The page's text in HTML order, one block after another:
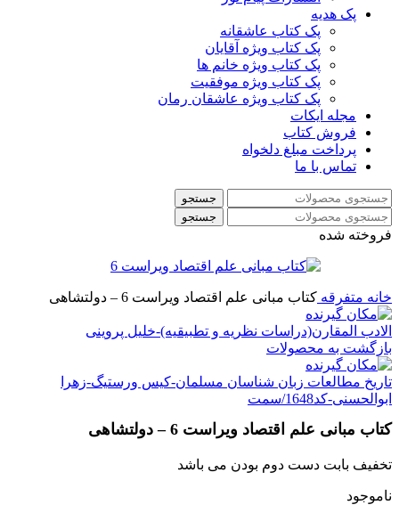
پک هدیه
پک کتاب عاشقانه
پک کتاب ویژه آقایان
پک کتاب ویژه خانم ها
پک کتاب ویژه موفقیت
پک کتاب ویژه عاشقان رمان
مجله ایکات
فروش کتاب
پرداخت مبلغ دلخواه
تماس با ما
جستجو
جستجو
فروخته شده
خانه متفرقه کتاب مبانی علم اقتصاد ویراست 6 – دولتشاهی
الادب المقارن(دراسات نظریه و تطبیقیه)-خلیل پروینی
بازگشت به محصولات
تاریخ مطالعات زبان شناسان مسلمان-کیس ورستیگ-زهرا
ابوالحسنی-کد1648/سمت
کتاب مبانی علم اقتصاد ویراست 6 – دولتشاهی
تخفیف بابت دست دوم بودن می باشد
ناموجود